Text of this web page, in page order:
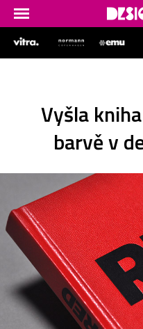
Vyšla
barvě v